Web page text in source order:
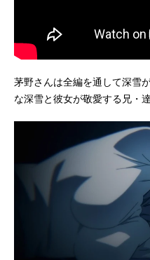
茅野さんは全編を通して深雪
な深雪と彼女が敬愛する兄・